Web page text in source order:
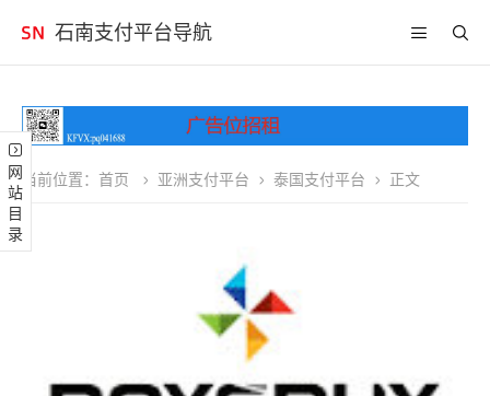
石南支付平台导航
网站目录 当前位置： 首页 亚洲支付平台 泰国支付平台 正文